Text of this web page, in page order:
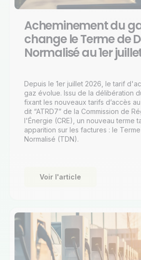
Acheminement du
change le Terme de
Normalisé au 1er
Depuis le 1er juillet 2026, le tarif
gaz évolue. Issu de la délibération
fixant les nouveaux tarifs d’accès
dit “ATRD7” de la Commission de
l'Énergie (CRE), un nouveau terme
apparition sur les factures : le
Normalisé (TDN).
Voir l'article